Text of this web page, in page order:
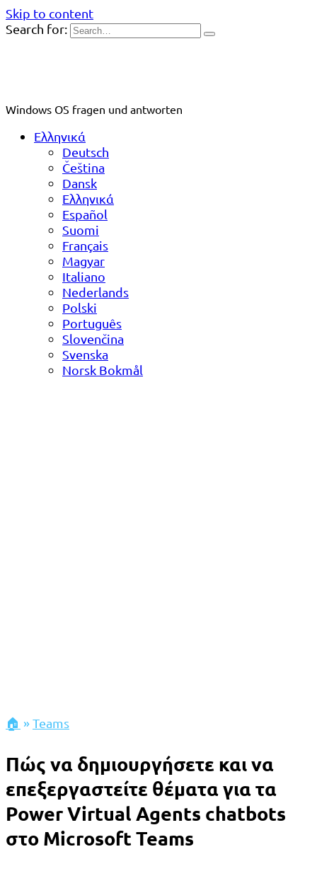
Skip to content
Search for:
Windows OS fragen und antworten
Ελληνικά
Deutsch
Čeština
Dansk
Ελληνικά
Español
Suomi
Français
Magyar
Italiano
Nederlands
Polski
Português
Slovenčina
Svenska
Norsk Bokmål
🏠 »Teams
Πώς να δημιουργήσετε και να
επεξεργαστείτε θέματα για τα
Power Virtual Agents chatbots
στο Microsoft Teams